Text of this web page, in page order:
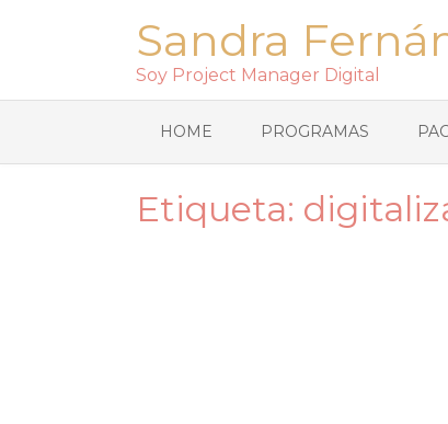
Sandra
Soy Project Manager Digital
HOME PROGRAMAS
Etiqueta: